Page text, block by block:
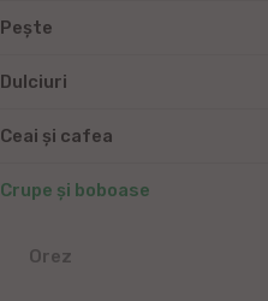
Peşte
Dulciuri
Ceai și cafea
Crupe și boboase
Orez